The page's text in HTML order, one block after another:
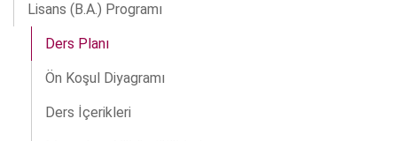
Lisans (B.A.) Programı
Ders Planı
Ön Koşul Diyagramı
Ders İçerikleri